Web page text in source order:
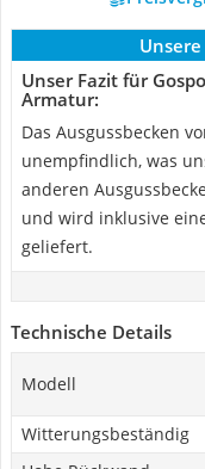
Unser Fazit für
Armatur:
Das Ausgussbecken
unempfindlich, was
anderen
und wird inklusive
geliefert.
Technische Details
Modell
Witterungsbeständig